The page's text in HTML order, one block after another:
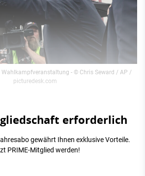
Wahlkampfveranstaltung - © Chris Seward / AP /
picturedesk.com
erforderlich
gewährt Ihnen exklusive Vorteile.
PRIME-Mitglied werden!